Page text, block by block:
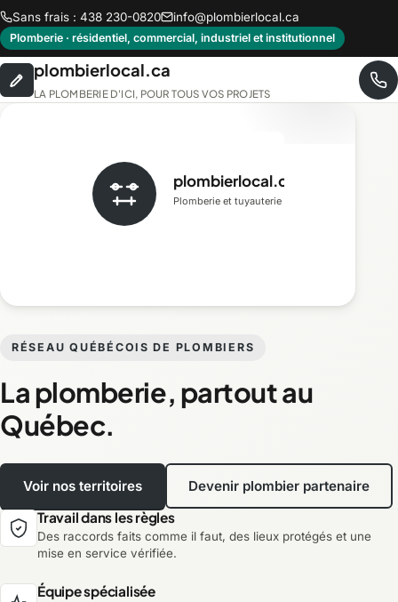
Sans frais : 438 230-0820 info@plombierlocal.ca
Plomberie · résidentiel, commercial, industriel et institutionnel
plombierlocal.ca
LA PLOMBERIE D'ICI, POUR TOUS VOS PROJETS
RÉSEAU QUÉBÉCOIS DE PLOMBIERS
La plomberie, partout au
Québec.
Voir nos territoires Devenir plombier partenaire
plombierlocal.ca
Plomberie et tuyauterie
Travail dans les règles
Des raccords faits comme il faut, des lieux protégés et une
mise en service vérifiée.
Équipe spécialisée